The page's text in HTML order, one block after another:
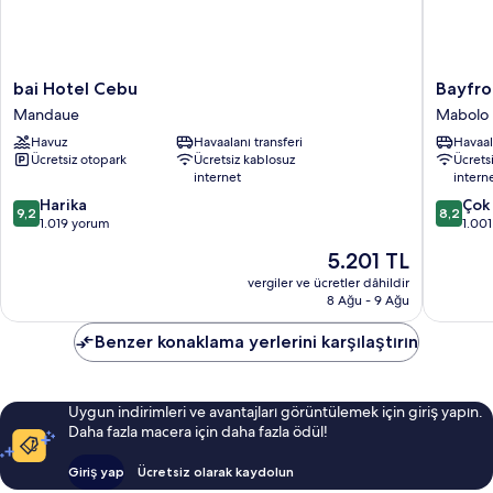
bai
Hotel
Cebu
Mandaue
bai Hotel Cebu
Mandaue
Havuz
Havaalanı transferi
Ücretsiz otopark
Ücretsiz kablosuz
internet
10
üzerinden
9,2 Harika
1.019 yorum
Güncel
fiyat:
5.201 TL
5.201 TL
vergiler ve ücretler dâhildir
8 Ağu - 9 Ağu
Bayfront
Hotel
Cebu
-
North
Mabolo
Mabolo
10
yorum
8,2
Benzer konaklama yerlerini karşılaştırın
Uygun indirimleri ve avantajları görüntülemek için giriş yapın.
Daha fazla macera için daha fazla ödül!
Giriş yap Ücretsiz olarak kaydolun